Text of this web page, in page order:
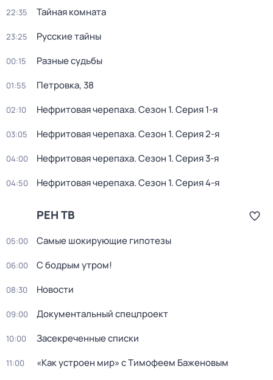
22:35 Тайная комната
23:25 Русские тайны
00:15 Разные судьбы
01:55 Петровка, 38
02:10 Нефритовая черепаха. Сезон 1. Серия 1-я
03:05 Нефритовая черепаха. Сезон 1. Серия 2-я
04:00 Нефритовая черепаха. Сезон 1. Серия 3-я
04:50 Нефритовая черепаха. Сезон 1. Серия 4-я
РЕН ТВ
05:00 Самые шoкиpующие гипотезы
06:00 С бодрым утром!
08:30 Новости
09:00 Докyментальный cпецпроект
10:00 Заcекрeченные списки
11:00 «Как устроен мир» с Тимофеем Баженовым